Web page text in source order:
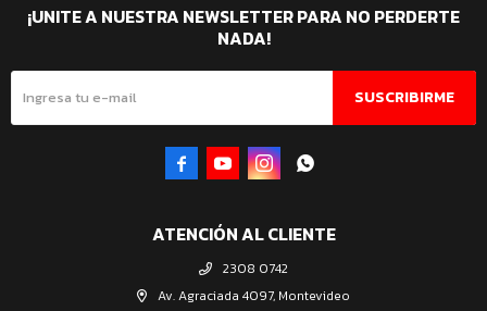
ATENCIÓN AL CLIENTE
2308 0742
Av. Agraciada 4097, Montevideo
¡UNITE A NUESTRA NEWSLETTER PARA NO PERDERTE
NADA!
SUSCRIBIRME
   